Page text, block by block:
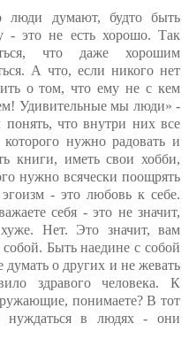
люди думают, будто быть
- это не есть хорошо. Так
что даже хорошим
А что, если никого нет
о том, что ему не с кем
Удивительные мы люди» -
что внутри них все
нужно радовать и
книги, иметь свои хобби,
нужно всячески поощрять
- это любовь к себе.
себя - это не значит,
Нет. Это значит, вам
Быть наедине с собой
о других и не жевать
здравого человека. К
понимаете? В тот
нуждаться в людях - они